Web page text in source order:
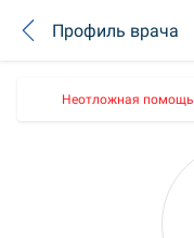
Профиль врача
Неотложная помощь